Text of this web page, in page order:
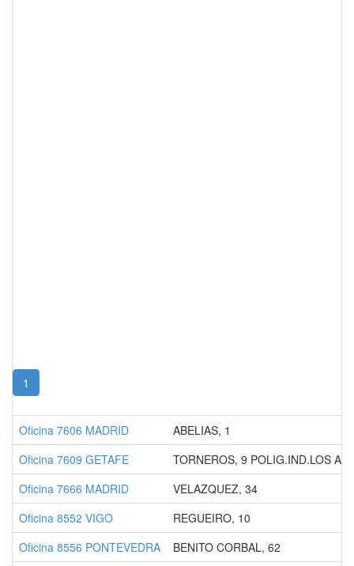
1
Oficina 7606 MADRID
ABELIAS, 1
Oficina 7609 GETAFE
TORNEROS, 9 POLIG.IND.LOS
Oficina 7666 MADRID
VELAZQUEZ, 34
Oficina 8552 VIGO
REGUEIRO, 10
Oficina 8556 PONTEVEDRA
BENITO CORBAL, 62